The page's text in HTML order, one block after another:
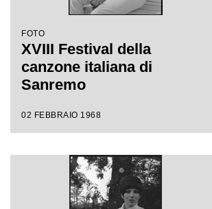
FOTO
XVIII Festival della
canzone italiana di
Sanremo
02 FEBBRAIO 1968